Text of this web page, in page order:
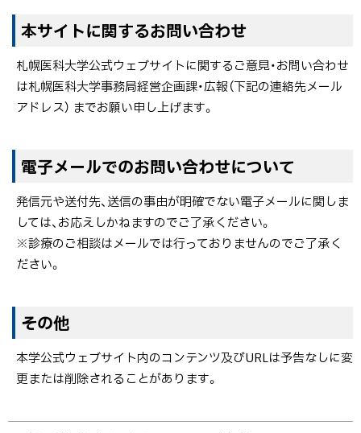
ト
プ
に
戻
本サイトに関するお問い合わせ
札幌医科大学公式ウェブサイトに関するご意見・お問い合わせ
は札幌医科大学事務局経営企画課・広報（下記の連絡先メール
アドレス） までお願い申し上げます。
ト
プ
に
戻
る
電子メールでのお問い合わせについて
発信元や送付先、送信の事由が明確でない電子メールに関しま
しては、お応えしかねますのでご了承ください。
※診療のご相談はメールでは行っておりませんのでご了承く
ださい。
ト
プ
に
る
その他
本学公式ウェブサイト内のコンテンツ及びURLは予告なしに変
更または削除されることがあります。